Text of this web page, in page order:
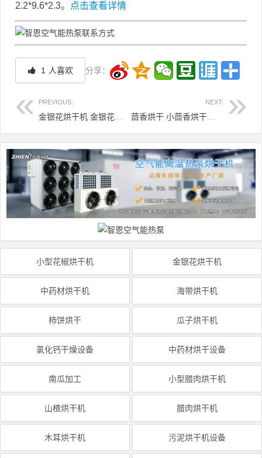
2.2*9.6*2.3。 点击查看详情
1 人喜欢 分享：
PREVIOUS:
金银花烘干机 金银花烘干机价格 金银花烘干机多少钱
NEXT:
茴香烘干 小茴香烘干机 小茴香烘干房
文章导航
小型花椒烘干机 金银花烘干机
中药材烘干机 海带烘干机
柿饼烘干 瓜子烘干机
氯化钙干燥设备 中药材烘干设备
南瓜加工 小型腊肉烘干机
山楂烘干机 腊肉烘干机
木耳烘干机 污泥烘干机设备